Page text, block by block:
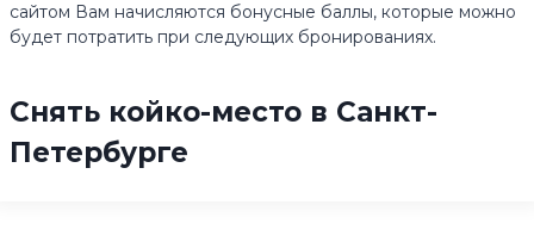
сайтом Вам начисляются бонусные баллы, которые можно
будет потратить при следующих бронированиях.
Снять койко-место в Санкт-
Петербурге